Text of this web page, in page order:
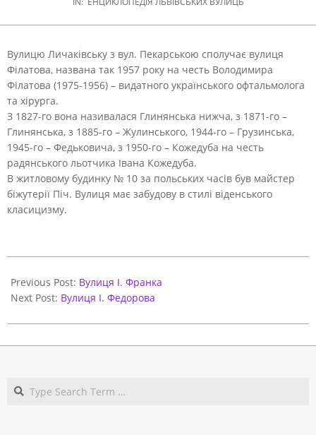
Вулицю Личаківську з вул. Пекарською сполучає вулиця
Філатова, названа так 1957 року на честь Володимира
Філатова (1975-1956) – видатного українського офтальмолога
та хірурга.
З 1827-го вона називалася Глинянська нижча, з 1871-го –
Глинянська, з 1885-го – Жулинського, 1944-го – Грузинська,
1945-го – Федьковича, з 1950-го – Кожедуба на честь
радянського льотчика Івана Кожедуба.
В житловому будинку № 10 за польських часів був майстер
біжутерії Піч. Вулиця має забудову в стилі віденського
класицизму.
06-
01
Previous Post: Вулиця І. Франка
Next Post: Вулиця І. Федорова